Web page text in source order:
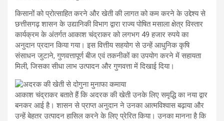
किसानों को प्रोत्साहित करने और खेती की लागत को कम करने के उद्देश्य से
छत्तीसगढ़ शासन के उद्यानिकी विभाग द्वारा राज्य पोषित मसाला क्षेत्र विस्तार
कार्यक्रम के अंतर्गत आकाश चंद्राकर को लगभग 49 हजार रुपये का
अनुदान प्रदान किया गया। इस वित्तीय सहयोग से उन्हें आधुनिक कृषि
संसाधन जुटाने, गुणवत्तापूर्ण बीज एवं तकनीकों का उपयोग करने में सहायता
मिली, जिसका सीधा लाभ उत्पादन और गुणवत्ता में दिखाई दिया।
आकाश चंद्राकर बताते हैं कि अदरक की खेती उनके लिए समृद्धि का नया द्वार
बनकर आई है। शासन से प्राप्त अनुदान ने उनका आत्मविश्वास बढ़ाया और
उन्हें बेहतर उत्पादन हासिल करने के लिए प्रेरित किया। उनका मानना है कि